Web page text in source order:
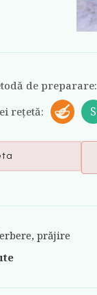
de preparare:
rețetă: S
prăjire